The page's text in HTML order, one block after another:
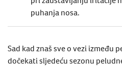
puhanja nosa.
Sad kad znaš sve o vezi između
dočekati sljedeću sezonu